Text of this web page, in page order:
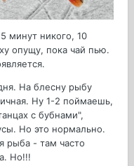
минут никого, 10
опущу, пока чай пью.
На блесну рыбу
Ну 1-2 поймаешь,
с бубнами",
Но это нормально.
рыба - там часто
Но!!!